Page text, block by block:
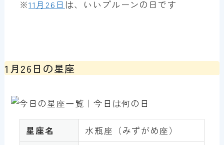
※11月26日 は、いいプルーンの日です
1月26日の星座
星座名
水瓶座（みずがめ座）